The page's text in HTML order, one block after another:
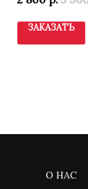
ЗАКАЗАТЬ
О НАС